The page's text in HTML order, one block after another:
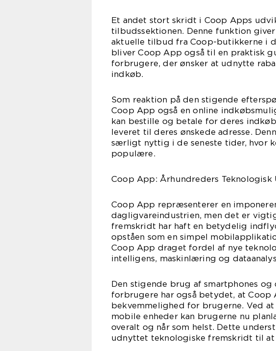
Et andet stort skridt i Coop Apps
tilbudssektionen. Denne funktion
aktuelle tilbud fra Coop-butikkerne i
bliver Coop App også til en praktisk
forbrugere, der ønsker at udnytte
indkøb.
Som reaktion på den stigende
Coop App også en online
kan bestille og betale for deres
leveret til deres ønskede adresse.
særligt nyttig i de seneste tider, hvor
populære.
Coop App: Århundreders Teknologisk
Coop App repræsenterer en
dagligvareindustrien, men det er
fremskridt har haft en betydelig
opståen som en simpel
Coop App draget fordel af nye
intelligens, maskinlæring og
Den stigende brug af smartphones
forbrugere har også betydet, at
bekvemmelighed for brugerne. Ved
mobile enheder kan brugerne nu
overalt og når som helst. Dette
udnyttet teknologiske fremskridt til